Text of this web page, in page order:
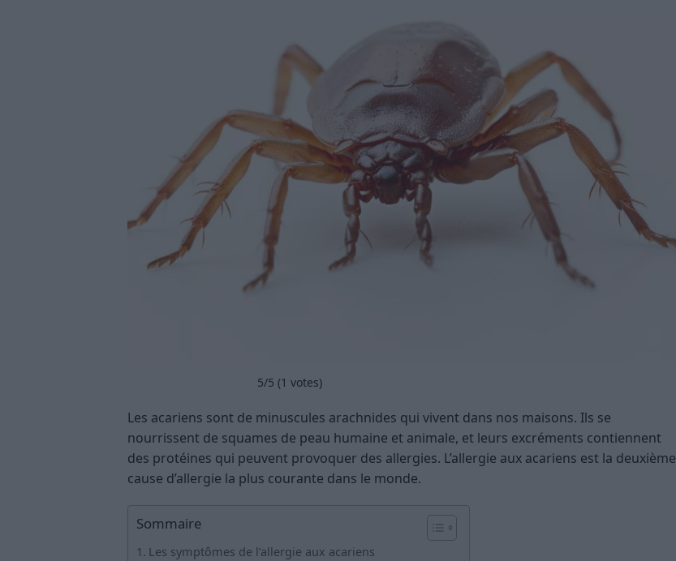
5/5 (1 votes)
Les acariens sont de minuscules arachnides qui vivent dans nos maisons. Ils se
nourrissent de squames de peau humaine et animale, et leurs excréments contiennent
des protéines qui peuvent provoquer des allergies. L’allergie aux acariens est la deuxième
cause d’allergie la plus courante dans le monde.
Sommaire
Les symptômes de l’allergie aux acariens